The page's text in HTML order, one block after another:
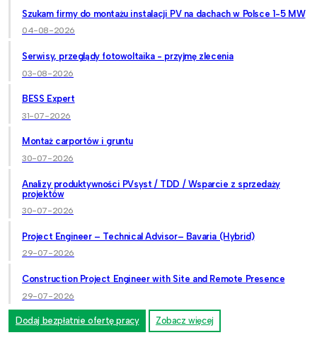
Szukam firmy do montażu instalacji PV na dachach w Polsce 1-5 MW
04-08-2026
Serwisy, przeglądy fotowoltaika - przyjmę zlecenia
03-08-2026
BESS Expert
31-07-2026
Montaż carportów i gruntu
30-07-2026
Analizy produktywności PVsyst / TDD / Wsparcie z sprzedaży
projektów
30-07-2026
Project Engineer – Technical Advisor– Bavaria (Hybrid)
29-07-2026
Construction Project Engineer with Site and Remote Presence
29-07-2026
Dodaj bezpłatnie ofertę pracy Zobacz więcej